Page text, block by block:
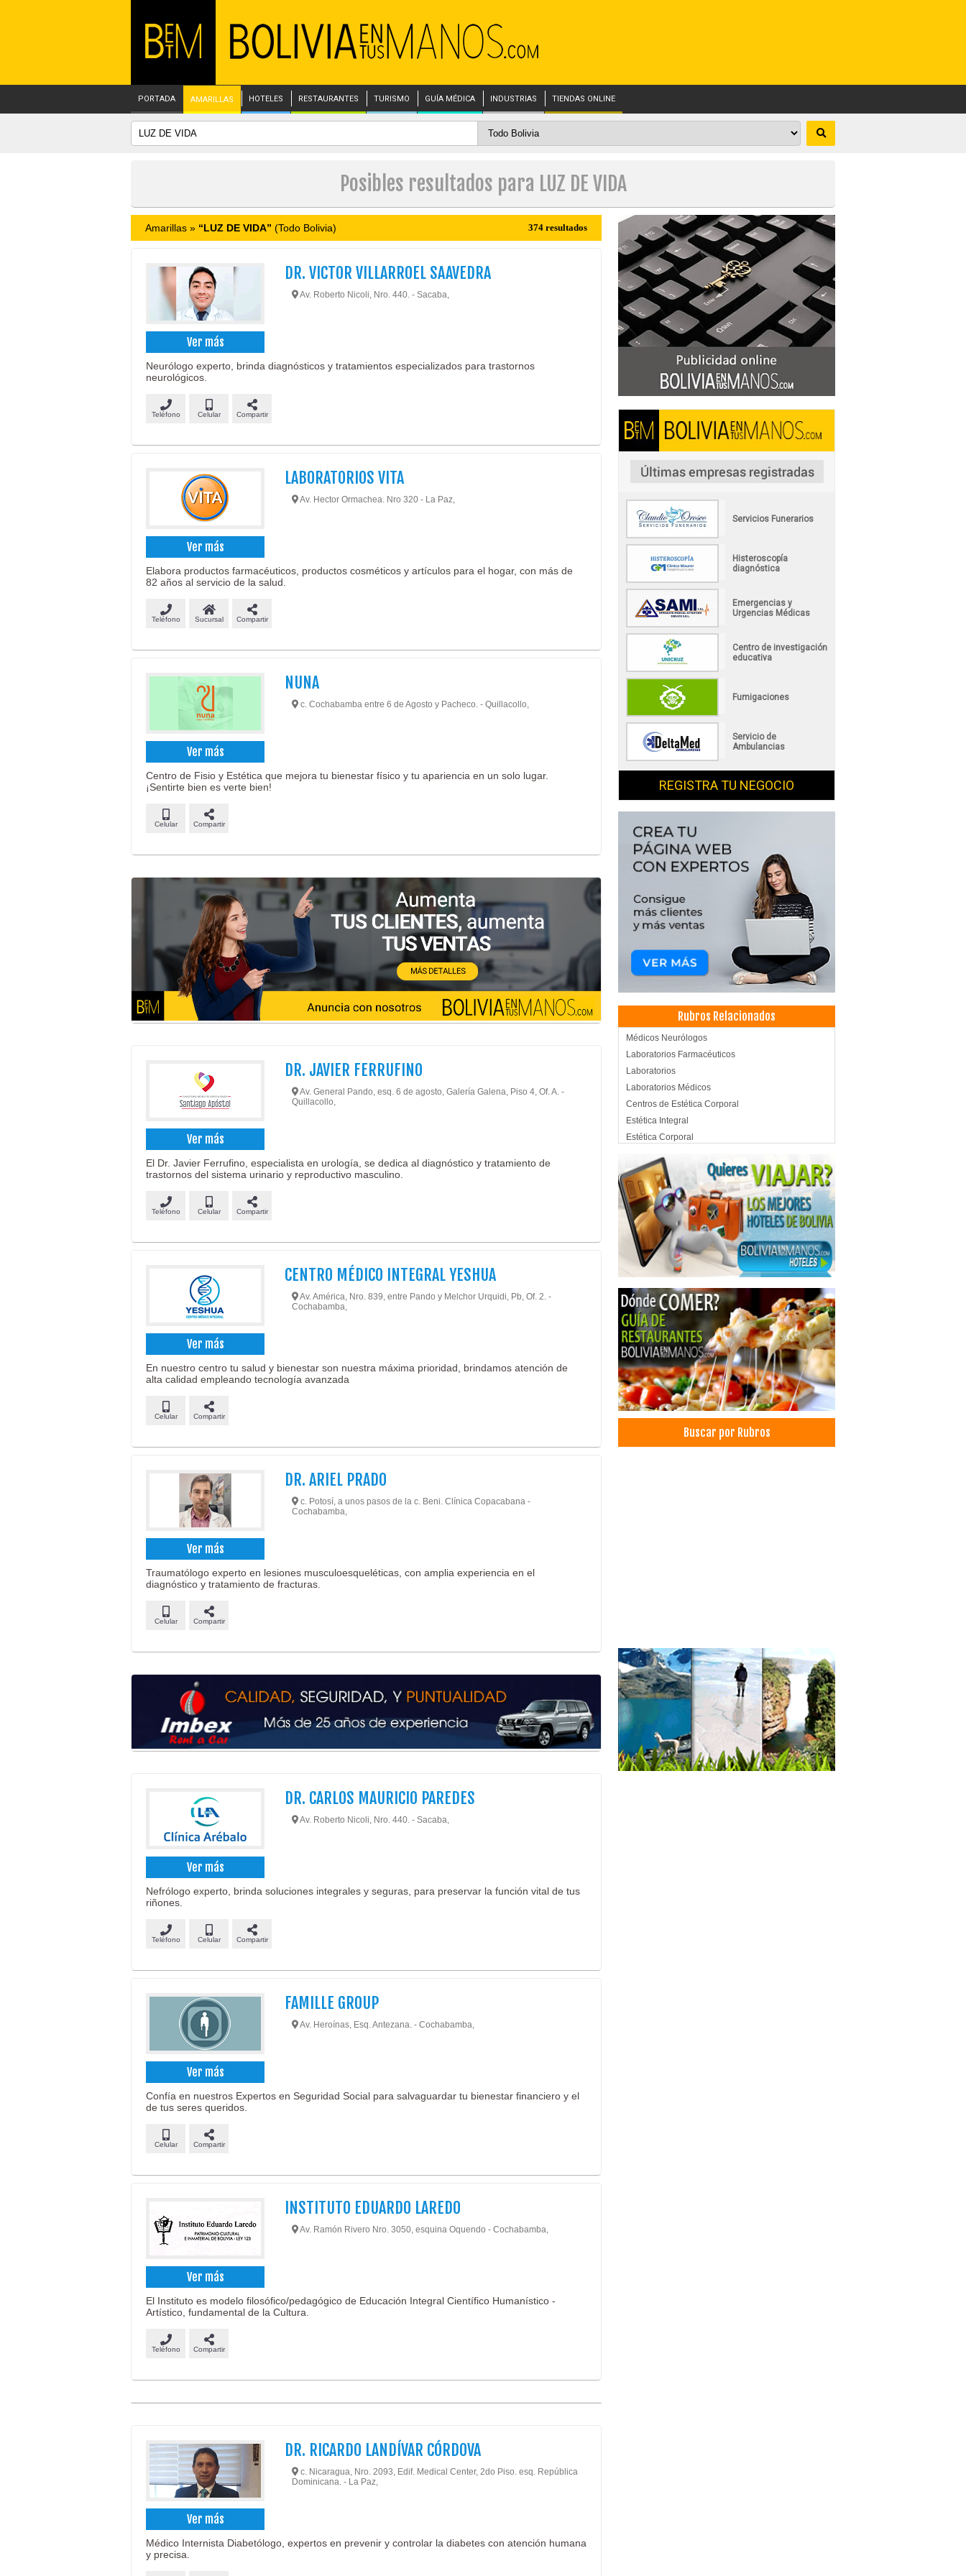
PORTADA AMARILLAS HOTELES RESTAURANTES TURISMO GUÍA MÉDICA INDUSTRIAS TIENDAS ONLINE
Posibles resultados para LUZ DE VIDA
Amarillas » “LUZ DE VIDA” (Todo Bolivia) 374 resultados
Ver más
DR. VICTOR VILLARROEL SAAVEDRA
Av. Roberto Nicoli, Nro. 440. - Sacaba,
Neurólogo experto, brinda diagnósticos y tratamientos especializados para trastornos
neurológicos.
Teléfono Celular Compartir
Ver más
LABORATORIOS VITA
Av. Hector Ormachea. Nro 320 - La Paz,
Elabora productos farmacéuticos, productos cosméticos y artículos para el hogar, con más de
82 años al servicio de la salud.
Teléfono Sucursal Compartir
Ver más
NUNA
c. Cochabamba entre 6 de Agosto y Pacheco. - Quillacollo,
Centro de Fisio y Estética que mejora tu bienestar físico y tu apariencia en un solo lugar.
¡Sentirte bien es verte bien!
Celular Compartir
Ver más
DR. JAVIER FERRUFINO
Av. General Pando, esq. 6 de agosto, Galería Galena, Piso 4, Of. A. -
Quillacollo,
El Dr. Javier Ferrufino, especialista en urología, se dedica al diagnóstico y tratamiento de
trastornos del sistema urinario y reproductivo masculino.
Teléfono Celular Compartir
Ver más
CENTRO MÉDICO INTEGRAL YESHUA
Av. América, Nro. 839, entre Pando y Melchor Urquidi, Pb, Of. 2. -
Cochabamba,
En nuestro centro tu salud y bienestar son nuestra máxima prioridad, brindamos atención de
alta calidad empleando tecnología avanzada
Celular Compartir
Ver más
DR. ARIEL PRADO
c. Potosí, a unos pasos de la c. Beni. Clínica Copacabana -
Cochabamba,
Traumatólogo experto en lesiones musculoesqueléticas, con amplia experiencia en el
diagnóstico y tratamiento de fracturas.
Celular Compartir
Ver más
DR. CARLOS MAURICIO PAREDES
Av. Roberto Nicoli, Nro. 440. - Sacaba,
Nefrólogo experto, brinda soluciones integrales y seguras, para preservar la función vital de tus
riñones.
Teléfono Celular Compartir
Ver más
FAMILLE GROUP
Av. Heroínas, Esq. Antezana. - Cochabamba,
Confía en nuestros Expertos en Seguridad Social para salvaguardar tu bienestar financiero y el
de tus seres queridos.
Celular Compartir
Ver más
INSTITUTO EDUARDO LAREDO
Av. Ramón Rivero Nro. 3050, esquina Oquendo - Cochabamba,
El Instituto es modelo filosófico/pedagógico de Educación Integral Científico Humanístico -
Artístico, fundamental de la Cultura.
Teléfono Compartir
Ver más
DR. RICARDO LANDÍVAR CÓRDOVA
c. Nicaragua, Nro. 2093, Edif. Medical Center, 2do Piso. esq. República
Dominicana. - La Paz,
Médico Internista Diabetólogo, expertos en prevenir y controlar la diabetes con atención humana
y precisa.
Servicios Funerarios
Histeroscopía
diagnóstica
Emergencias y
Urgencias Médicas
Centro de investigación
educativa
Fumigaciones
Servicio de
Ambulancias
REGISTRA TU NEGOCIO
Rubros Relacionados
Médicos Neurólogos
Laboratorios Farmacéuticos
Laboratorios
Laboratorios Médicos
Centros de Estética Corporal
Estética Integral
Estética Corporal
Fisioterapia
Médicos Urólogos
Centros Médicos
Ginecología
Medicina Estética
Psicólogos
Salud: Centros Médicos
Médicos Traumatólogos
Médicos Nefrólogos
Asesoramiento Jurídico Legal
Colegios Privados
Colegios Secundarios
Colegios Particulares
Escuelas Secundarias
Escuelas Primarias
Escuelas Particulares
Escuelas PrivadasBuscar por Rubros